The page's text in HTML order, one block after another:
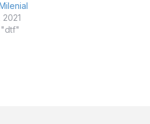
2021
"dtf"